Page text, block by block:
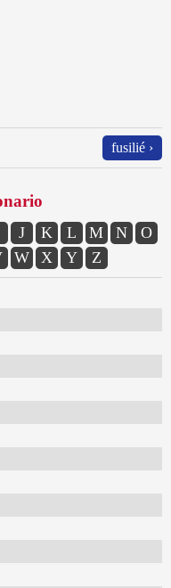
fusilié ›
J K L M N
O
W X Y Z